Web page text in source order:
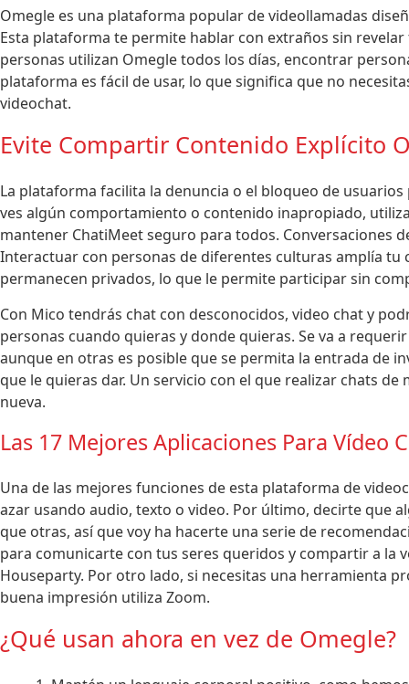
Omegle es una plataforma popular de videollamadas
Esta plataforma te permite hablar con extraños sin
personas utilizan Omegle todos los días, encontrar
plataforma es fácil de usar, lo que significa que no
videochat.
Evite Compartir Contenido Explícito
La plataforma facilita la denuncia o el bloqueo de
ves algún comportamiento o contenido inapropiado,
mantener ChatiMeet seguro para todos. Conversaciones
Interactuar con personas de diferentes culturas amplía
permanecen privados, lo que le permite participar sin
Con Mico tendrás chat con desconocidos, video chat y
personas cuando quieras y donde quieras. Se va a
aunque en otras es posible que se permita la entrada de
que le quieras dar. Un servicio con el que realizar chats de
nueva.
Las 17 Mejores Aplicaciones Para Vídeo
Una de las mejores funciones de esta plataforma de
azar usando audio, texto o video. Por último, decirte que
que otras, así que voy ha hacerte una serie de
para comunicarte con tus seres queridos y compartir a la
Houseparty. Por otro lado, si necesitas una herramienta
buena impresión utiliza Zoom.
¿Qué usan ahora en vez de Omegle?